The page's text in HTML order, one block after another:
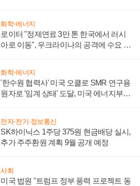
화학·에너지
로이터 "정제연료 3만 톤 한국에서 러시
아로 이동", 우크라이나의 공격에 수요 늘
화학·에너지
'한수원 협력사' 미국 오클로 SMR 연구용
원자로 '임계 상태' 도달, 미국 에너지부
전자·전기·정보통신
SK하이닉스 1주당 375원 현금배당 실시,
추가 주주환원 계획 9월 공개 예정
사회
미국 법원 "트럼프 정부 풍력 프로젝트 동